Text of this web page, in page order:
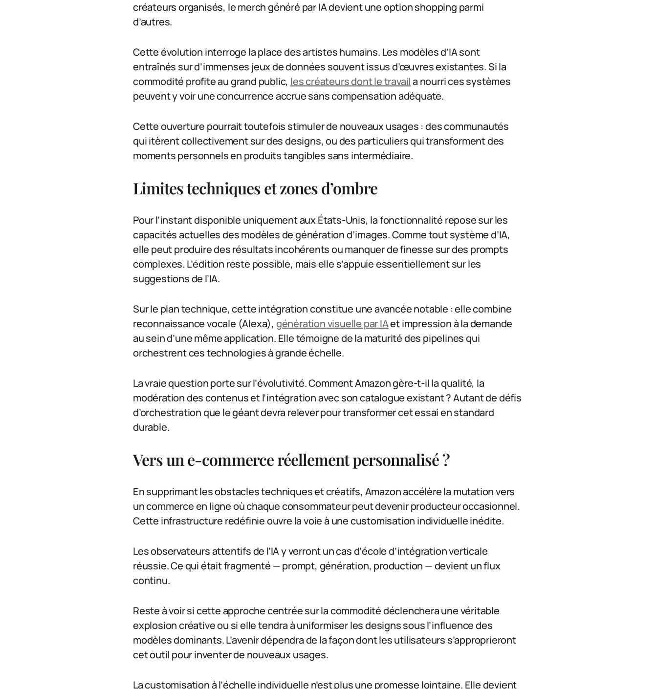
créateurs organisés, le merch généré par IA devient une option shopping parmi
d’autres.
Cette évolution interroge la place des artistes humains. Les modèles d’IA sont
entraînés sur d’immenses jeux de données souvent issus d’œuvres existantes. Si la
commodité profite au grand public, les créateurs dont le travaila nourri ces systèmes
peuvent y voir une concurrence accrue sans compensation adéquate.
Cette ouverture pourrait toutefois stimuler de nouveaux usages : des communautés
qui itèrent collectivement sur des designs, ou des particuliers qui transforment des
moments personnels en produits tangibles sans intermédiaire.
Limites techniques et zones d’ombre
Pour l’instant disponible uniquement aux États-Unis, la fonctionnalité repose sur les
capacités actuelles des modèles de génération d’images. Comme tout système d’IA,
elle peut produire des résultats incohérents ou manquer de finesse sur des prompts
complexes. L’édition reste possible, mais elle s’appuie essentiellement sur les
suggestions de l’IA.
Sur le plan technique, cette intégration constitue une avancée notable : elle combine
reconnaissance vocale (Alexa), génération visuelle par IAet impression à la demande
au sein d’une même application. Elle témoigne de la maturité des pipelines qui
orchestrent ces technologies à grande échelle.
La vraie question porte sur l’évolutivité. Comment Amazon gère-t-il la qualité, la
modération des contenus et l’intégration avec son catalogue existant ? Autant de défis
d’orchestration que le géant devra relever pour transformer cet essai en standard
durable.
Vers un e-commerce réellement personnalisé ?
En supprimant les obstacles techniques et créatifs, Amazon accélère la mutation vers
un commerce en ligne où chaque consommateur peut devenir producteur occasionnel.
Cette infrastructure redéfinie ouvre la voie à une customisation individuelle inédite.
Les observateurs attentifs de l’IA y verront un cas d’école d’intégration verticale
réussie. Ce qui était fragmenté — prompt, génération, production — devient un flux
continu.
Reste à voir si cette approche centrée sur la commodité déclenchera une véritable
explosion créative ou si elle tendra à uniformiser les designs sous l’influence des
modèles dominants. L’avenir dépendra de la façon dont les utilisateurs s’approprieront
cet outil pour inventer de nouveaux usages.
La customisation à l’échelle individuelle n’est plus une promesse lointaine. Elle devient